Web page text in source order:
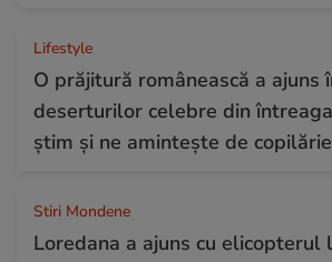
Lifestyle
O prăjitură românească a ajuns
deserturilor celebre din
știm și ne amintește de copilărie
Stiri Mondene
Loredana a ajuns cu elicopterul